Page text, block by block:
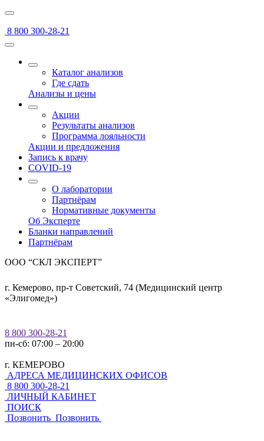
8 800 300-28-21
Каталог анализов
Где сдать
Анализы и цены
Акции
Результаты анализов
Программа лояльности
Акции и предложения
Запись к врачу
COVID-19
О лаборатории
Партнёрам
Нормативные документы
Об Эксперте
Бланки направлений
Партнёрам
ООО “СКЛ ЭКСПЕРТ”
г. Кемерово, пр-т Советский, 74 (Медицинский центр
«Элигомед»)
8 800 300-28-21
пн-сб: 07:00 – 20:00
г. КЕМЕРОВО
АДРЕСА МЕДИЦИНСКИХ ОФИСОВ
8 800 300-28-21
ЛИЧНЫЙ КАБИНЕТ
ПОИСК
Позвонить Позвонить